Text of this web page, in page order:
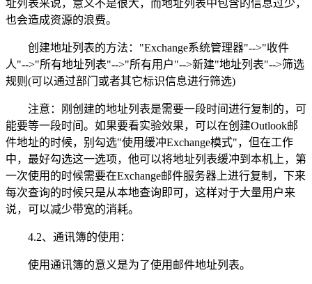
址列表来说，意义不是很大，而地址列表中包含的信息过少，
也会造成资源的浪费。
创建地址列表的方法："Exchange系统管理器"-->"收件
人"-->"所有地址列表"-->"所有用户"-->新建"地址列表"-->筛选
规则(可以通过部门或者其它标识信息进行筛选)
注意：刚创建的地址列表是需要一段时间进行复制的，可
能要等一段时间。如果要看实验效果，可以在创建Outlook邮
件地址的时候，别勾选"使用缓冲Exchange模式"，但在工作
中，最好勾选这一选项，他可以将地址列表缓冲到本机上，第
一次使用的时候需要在Exchange邮件服务器上进行复制，下来
每次查询的时候只是从本地查询即可，这样对于大量用户来
说，可以减少带宽的消耗。
4.2、通讯簿的使用：
使用通讯簿的意义是为了使用邮件地址列表。